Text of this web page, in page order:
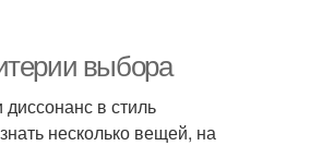
выбора
в стиль
несколько вещей, на